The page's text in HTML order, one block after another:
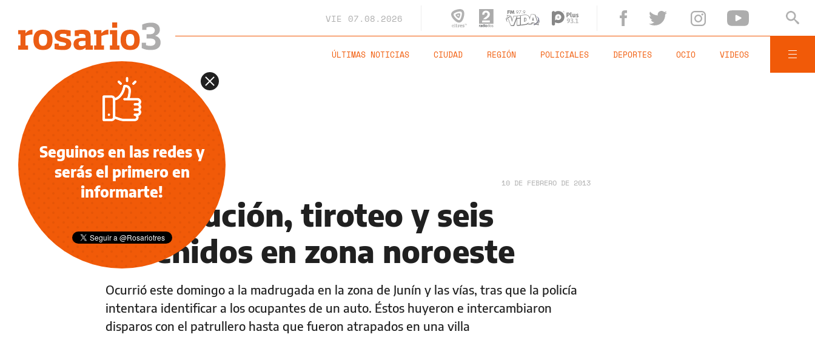
VIE 07.08.2026
ÚLTIMAS NOTICIAS CIUDAD REGIÓN POLICIALES DEPORTES OCIO VIDEOS
NOTICIAS 10 DE FEBRERO DE 2013
Persecución, tiroteo y seis
detenidos en zona noroeste
Ocurrió este domingo a la madrugada en la zona de Junín y las vías, tras que la policía
intentara identificar a los ocupantes de un auto. Éstos huyeron e intercambiaron
disparos con el patrullero hasta que fueron atrapados en una villa
Seguinos en las redes y
serás el primero en
informarte!